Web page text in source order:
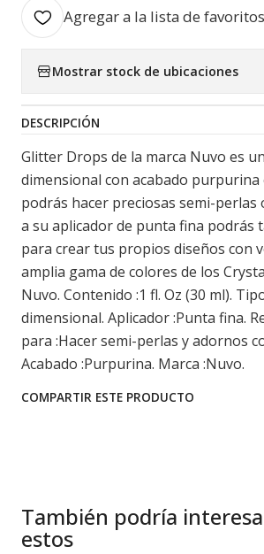
Agregar a la lista de favoritos
Mostrar stock de ubicaciones
DESCRIPCIÓN
Glitter Drops de la marca Nuvo es
dimensional con acabado purpurina
podrás hacer preciosas semi-perlas
a su aplicador de punta fina podrás
para crear tus propios diseños con
amplia gama de colores de los
Nuvo. Contenido :1 fl. Oz (30 ml).
dimensional. Aplicador :Punta fina.
para :Hacer semi-perlas y adornos
Acabado :Purpurina. Marca :Nuvo.
COMPARTIR ESTE PRODUCTO
También podría
estos